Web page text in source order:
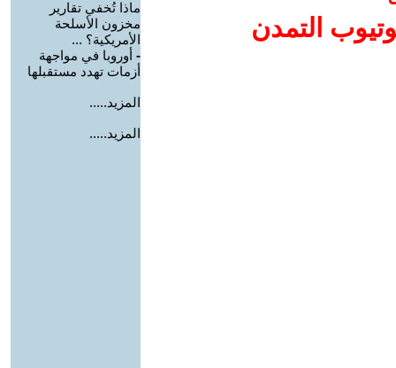
التمدن
ماذا تُخفي تقارير
مخزون الأسلحة
الأمريكية؟ ...
- أوروبا في مواجهة
أزمات تهدد مستقبلها
المزيد.....
المزيد.....